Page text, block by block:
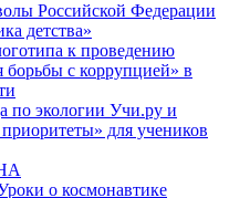
Российской Федерации
детства»
к проведению
с коррупцией» в
по экологии Учи.ру и
для учеников
о космонавтике